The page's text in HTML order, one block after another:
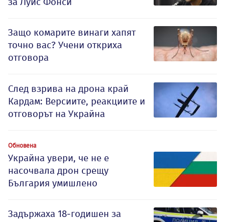
Защо комарите винаги хапят
точно вас? Учени откриха
отговора
След взрива на дрона край
Кардам: Версиите, реакциите и
отговорът на Украйна
Обновена
Украйна увери, че не е
насочвала дрон срещу
България умишлено
Задържаха 18-годишен за